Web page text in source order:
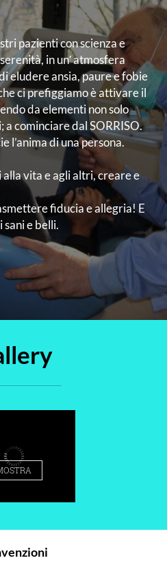
pazienti con scienza e
in un′ atmosfera
eludere ansia, paure e fobie
ci prefiggiamo è attivare il
da elementi non solo
a cominciare dal SORRISO.
l’anima di una persona.
vita e agli altri, creare e
fiducia e allegria! E
sani e belli.